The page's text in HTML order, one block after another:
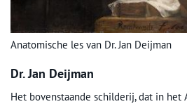
Anatomische les van Dr. Jan Deijman
Dr. Jan Deijman
Het bovenstaande schilderij, dat in het